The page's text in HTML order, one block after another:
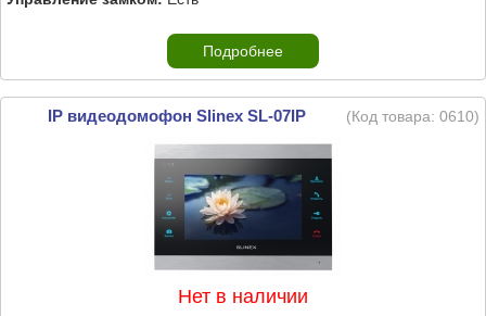
Подробнее
IP видеодомофон Slinex SL‑07IP (Код товара: 0610)
Нет в наличии